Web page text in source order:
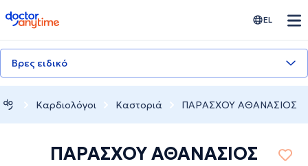
doctoranytime EL
Βρες ειδικό
Καρδιολόγοι Καστοριά ΠΑΡΑΣΧΟΥ ΑΘΑΝΑΣΙΟΣ
ΠΑΡΑΣΧΟΥ ΑΘΑΝΑΣΙΟΣ